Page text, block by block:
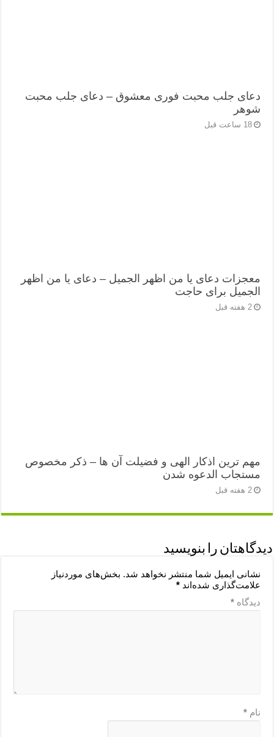
دعای جلب محبت فوری معشوق – دعای جلب محبت
شوهر
18 ساعت قبل
معجزات دعای یا من اظهر الجمیل – دعای یا من اظهر
الجمیل برای حاجت
2 هفته قبل
مهم ترین اذکار الهی و فضیلت آن ها – ذکر مخصوص
مستجاب الدعوه شدن
2 هفته قبل
دیدگاهتان را بنویسید
نشانی ایمیل شما منتشر نخواهد شد. بخش‌های موردنیاز
علامت‌گذاری شده‌اند*
دیدگاه*
نام*